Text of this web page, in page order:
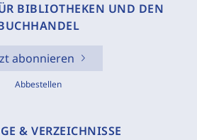
BIBLIOTHEKEN UND DEN
abonnieren
Abbestellen
& VERZEICHNISSE